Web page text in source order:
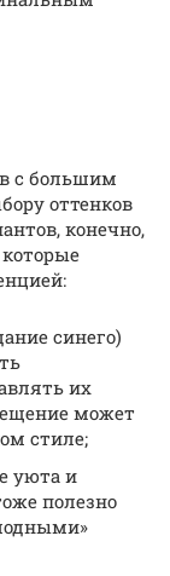
с большим
оттенков
конечно,
синего)
их
может
стиле;
уюта и
полезно